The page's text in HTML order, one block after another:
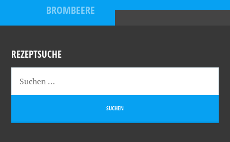
BROMBEERE
REZEPTSUCHE